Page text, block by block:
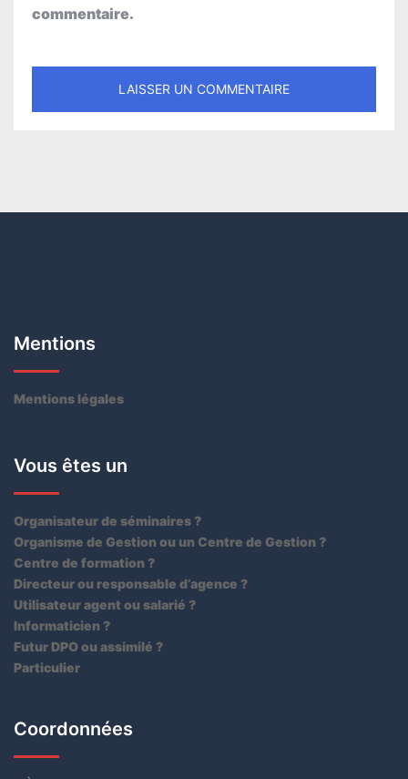
commentaire.
Mentions
Mentions légales
Vous êtes un
Organisateur de séminaires ?
Organisme de Gestion ou un Centre de Gestion ?
Centre de formation ?
Directeur ou responsable d’agence ?
Utilisateur agent ou salarié ?
Informaticien ?
Futur DPO ou assimilé ?
Particulier
Coordonnées